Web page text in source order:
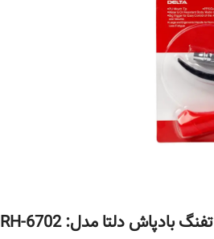
تفنگ بادپاش دلتا مدل: RH-6702